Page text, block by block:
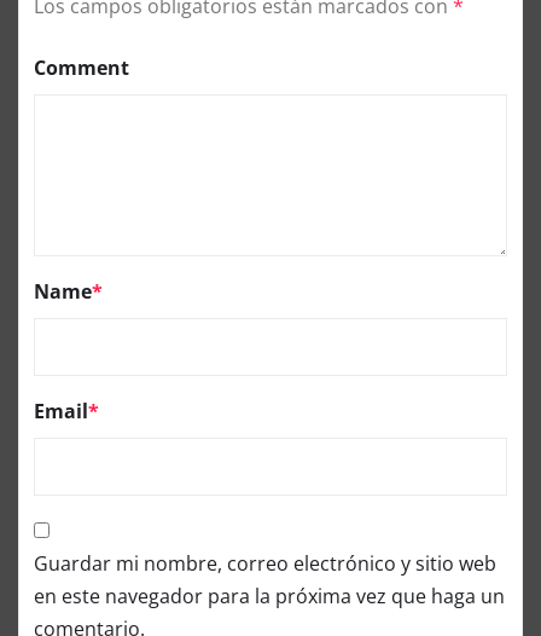
Los campos obligatorios están marcados con *
Comment
Name*
Email*
Guardar mi nombre, correo electrónico y sitio web
en este navegador para la próxima vez que haga un
comentario.